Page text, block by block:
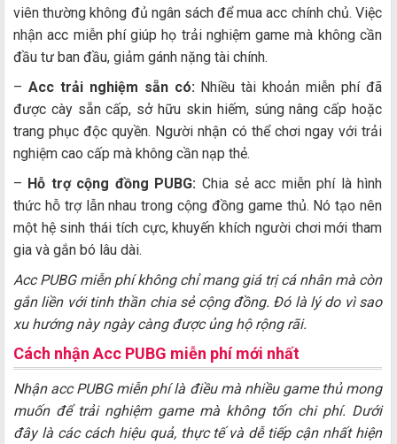
viên thường không đủ ngân sách để mua acc chính chủ. Việc
nhận acc miễn phí giúp họ trải nghiệm game mà không cần
đầu tư ban đầu, giảm gánh nặng tài chính.
– Acc trải nghiệm sẵn có: Nhiều tài khoản miễn phí đã
được cày sẵn cấp, sở hữu skin hiếm, súng nâng cấp hoặc
trang phục độc quyền. Người nhận có thể chơi ngay với trải
nghiệm cao cấp mà không cần nạp thẻ.
– Hỗ trợ cộng đồng PUBG: Chia sẻ acc miễn phí là hình
thức hỗ trợ lẫn nhau trong cộng đồng game thủ. Nó tạo nên
một hệ sinh thái tích cực, khuyến khích người chơi mới tham
gia và gắn bó lâu dài.
Acc PUBG miễn phí không chỉ mang giá trị cá nhân mà còn
gắn liền với tinh thần chia sẻ cộng đồng. Đó là lý do vì sao
xu hướng này ngày càng được ủng hộ rộng rãi.
Cách nhận Acc PUBG miễn phí mới nhất
Nhận acc PUBG miễn phí là điều mà nhiều game thủ mong
muốn để trải nghiệm game mà không tốn chi phí. Dưới
đây là các cách hiệu quả, thực tế và dễ tiếp cận nhất hiện